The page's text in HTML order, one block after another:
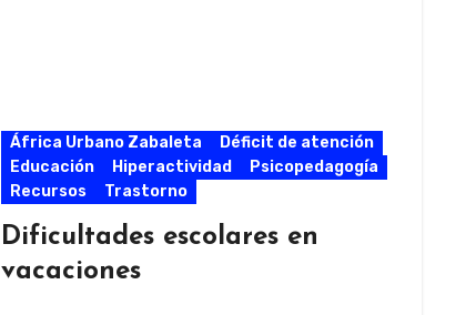
África Urbano Zabaleta
Déficit de atención
Educación
Hiperactividad
Psicopedagogía
Recursos
Trastorno
Dificultades escolares en
vacaciones